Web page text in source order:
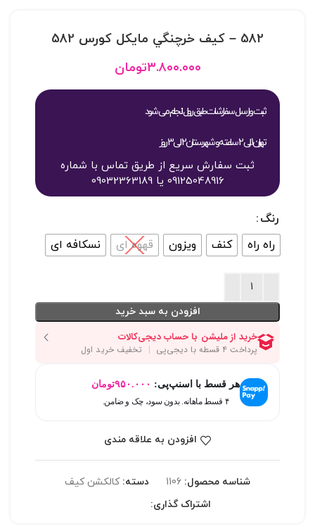
582 – کيف خرچنگي مايکل کورس 582
۳.۸۰۰.۰۰۰تومان
ثبت و ارسال سفارشات طبق روال انجام می شود
تهران 1 الی 2 ساعته و شهرستان 2 الی 3 روز
ثبت سفارش سریع از طریق تماس با شماره
09125048916 یا 09032363189
رنگ
راه راه
کنف ویزون قهوه ای نسکافه ای
افزودن به سبد خرید
هر قسط با اسنپ‌پی: ۹۵۰.۰۰۰تومان
۴ قسط ماهانه. بدون سود، چک و ضامن.
افزودن به علاقه مندی
شناسه محصول: 1106 دسته: کالکشن کیف
اشتراک گذاری: